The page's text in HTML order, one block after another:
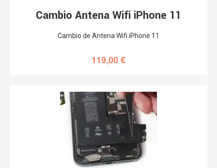
Cambio Antena Wifi iPhone 11
Cambio de Antena Wifi iPhone 11
119,00€